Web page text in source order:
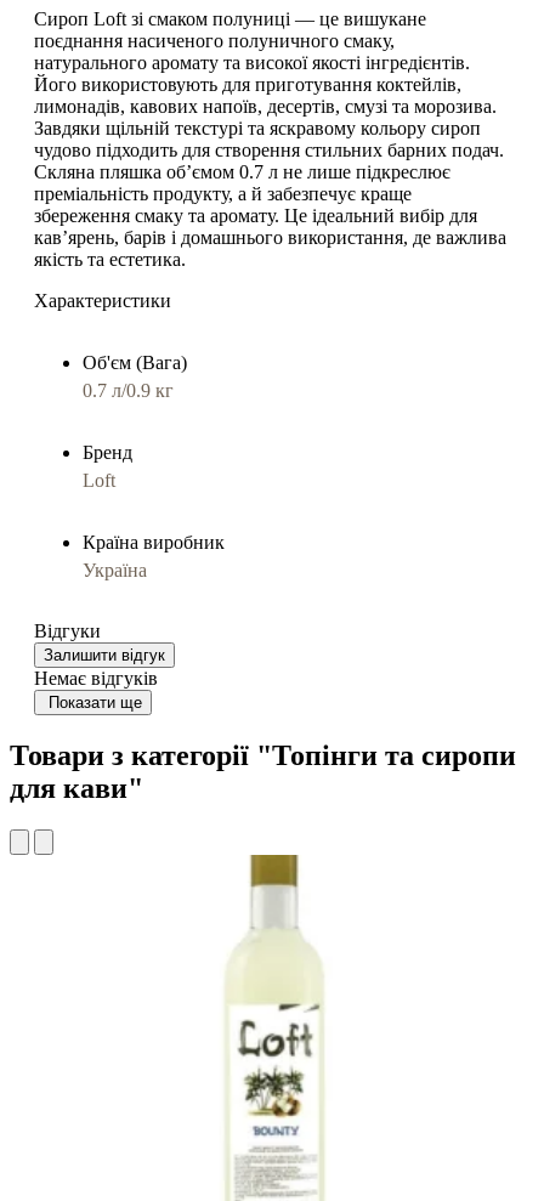
Сироп Loft зі смаком полуниці — це вишукане
поєднання насиченого полуничного смаку,
натурального аромату та високої якості інгредієнтів.
Його використовують для приготування коктейлів,
лимонадів, кавових напоїв, десертів, смузі та морозива.
Завдяки щільній текстурі та яскравому кольору сироп
чудово підходить для створення стильних барних подач.
Скляна пляшка об’ємом 0.7 л не лише підкреслює
преміальність продукту, а й забезпечує краще
збереження смаку та аромату. Це ідеальний вибір для
кав’ярень, барів і домашнього використання, де важлива
якість та естетика.
Характеристики
Об'єм (Вага)
0.7 л/0.9 кг
Бренд
Loft
Країна виробник
Україна
Відгуки
Залишити відгук
Немає відгуків
Показати ще
Товари з категорії "Топінги та сиропи
для кави"